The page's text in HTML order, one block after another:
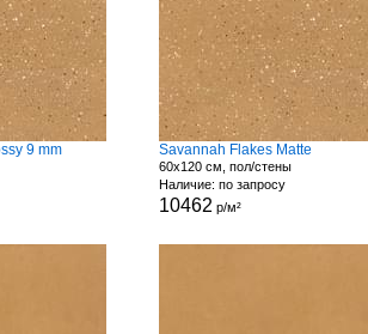
9 mm Savannah Flakes Matte
60x120 см, пол/стены
Наличие: по запросу
10462 р/м²